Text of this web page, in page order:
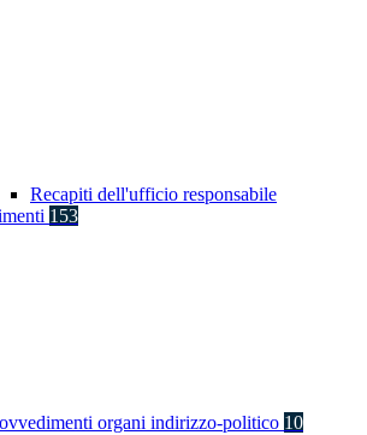
Recapiti dell'ufficio responsabile
153
organi indirizzo-politico 10